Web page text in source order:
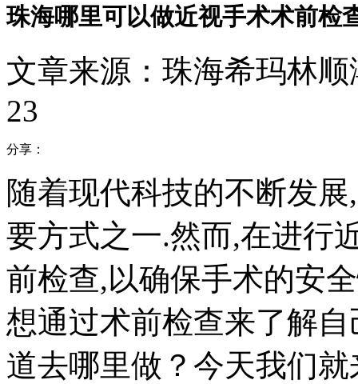
珠海哪里可以做近视手术术前检
文章来源：珠海希玛林
23
分享：
随着现代科技的不断发
要方式之一.然而,在进行
前检查,以确保手术的安
想通过术前检查来了解
道去哪里做？今天我们